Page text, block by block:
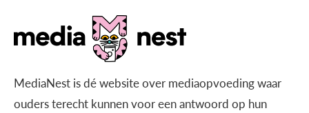
MediaNest is dé website over mediaopvoeding waar
ouders terecht kunnen voor een antwoord op hun